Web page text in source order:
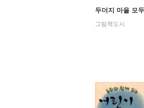
두더지 마을 모
그림책도시